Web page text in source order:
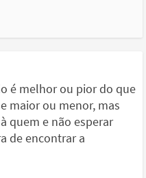
é melhor ou pior do que
maior ou menor, mas
quem e não esperar
de encontrar a